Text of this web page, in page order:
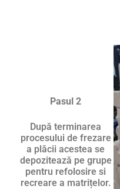
Pasul 2
După terminarea
procesului de frezare
a plăcii acestea se
depozitează pe grupe
pentru refolosire si
recreare a matrițelor.